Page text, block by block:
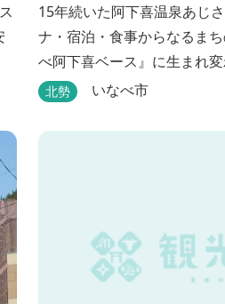
15年続いた阿下喜温泉あじ
ナ・宿泊・食事からなるま
べ阿下喜ベース』に生まれ変わり
阿下喜温泉に通っていた地元
す。今まで人気だった温泉
北勢 いなべ市